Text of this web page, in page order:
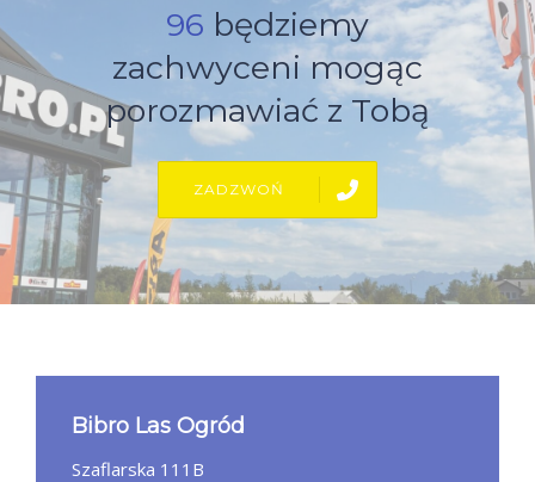
FOTOGALERIA SKLEPU
KONTAKT
96 będziemy
zachwyceni mogąc
porozmawiać z Tobą
ZADZWOŃ
Bibro Las Ogród
Szaflarska 111B